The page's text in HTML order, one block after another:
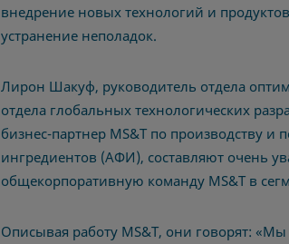
внедрение новых технологий и
устранение неполадок.
Лирон Шакуф, руководитель отдела
отдела глобальных технологических
бизнес-партнер MS&T по производству и
ингредиентов (АФИ), составляют очень
общекорпоративную команду MS&T в
Описывая работу MS&T, они говорят: